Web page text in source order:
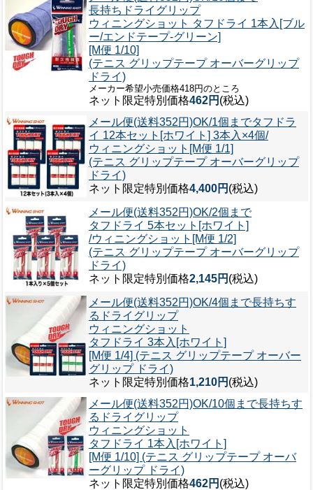
長持ちドライグリップ
ウィニングショット タフドライ 1本入[ブル
ー/エンドテープ-グリーン]
[M便 1/10]
(テニス グリップテープ オーバーグリップ
ドライ)
メーカー希望小売価格418円のところ
ネット限定特別価格462円 (税込)
メール便(送料352円)OK/1個までタフドラ
イ 12本セット[ホワイト] 3本入×4個/
ウィニングショット[M便 1/1]
(テニス グリップテープ オーバーグリップ
ドライ)
ネット限定特別価格4,400円 (税込)
メール便(送料352円)OK/2個まで
タフドライ 5本セット[ホワイト]
/ウィニングショット[M便 1/2]
(テニス グリップテープ オーバーグリップ
ドライ)
ネット限定特別価格2,145円 (税込)
メール便(送料352円)OK/4個まで長持ちす
るドライグリップ
ウィニングショット
タフドライ 3本入[ホワイト]
[M便 1/4] (テニス グリップテープ オーバー
グリップ ドライ)
ネット限定特別価格1,210円 (税込)
メール便(送料352円)OK/10個まで長持ちす
るドライグリップ
ウィニングショット
タフドライ 1本入[ホワイト]
[M便 1/10] (テニス グリップテープ オーバ
ーグリップ ドライ)
ネット限定特別価格462円 (税込)